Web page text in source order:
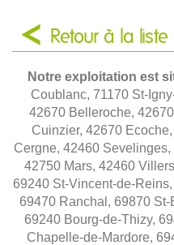
Retour à la liste
Notre exploitation est
Coublanc, 71170 St-
42670 Belleroche,
Cuinzier, 42670
Cergne, 42460
42750 Mars, 42460
69240 St-Vincent-de-
69470 Ranchal, 69870
69240 Bourg-de-Thizy,
Chapelle-de-Mardore,